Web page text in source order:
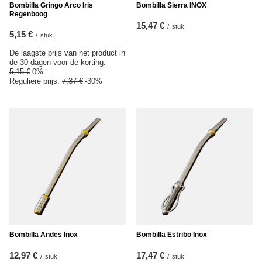
Bombilla Gringo Arco Iris
Regenboog
5,15 € / stuk
De laagste prijs van het product in
de 30 dagen voor de korting:
5,15 € 0%
Reguliere prijs: 7,37 € -30%
Bombilla Sierra INOX
15,47 € / stuk
Bombilla Andes Inox
12,97 € / stuk
Bombilla Estribo Inox
17,47 € / stuk